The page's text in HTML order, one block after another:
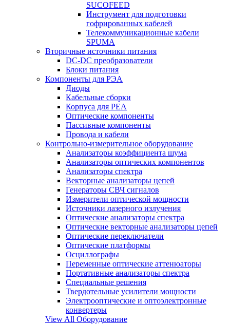
SUCOFEED
Инструмент для подготовки
гофрированных кабелей
Телекоммуникационные кабели
SPUMA
Вторичные источники питания
DC-DC преобразователи
Блоки питания
Компоненты для РЭА
Диоды
Кабельные сборки
Корпуса для РЕА
Оптические компоненты
Пассивные компоненты
Провода и кабели
Контрольно-измерительное оборудование
Анализаторы коэффициента шума
Анализаторы оптических компонентов
Анализаторы спектра
Векторные анализаторы цепей
Генераторы СВЧ сигналов
Измерители оптической мощности
Источники лазерного излучения
Оптические анализаторы спектра
Оптические векторные анализаторы цепей
Оптические переключатели
Оптические платформы
Осциллографы
Переменные оптические аттенюаторы
Портативные анализаторы спектра
Специальные решения
Твердотельные усилители мощности
Электрооптические и оптоэлектронные
конвертеры
View All Оборудование